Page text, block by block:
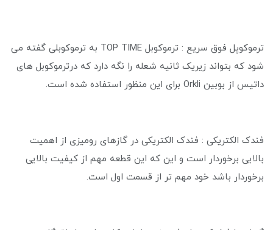
ترموکوپل فوق سریع : ترموکوبل TOP TIME به ترموکوبلی گفته می
شود که بتواند زیریک ثانیه شعله را نگه دارد که درترموکوبل های
داتیس از بوبین Orkli برای این منظور استفاده شده است.
فندک الکتریکی : فندک الکتریکی در گازهای رومیزی از اهمیت
بالایی برخوردار است و این که این قطعه مهم از کیفیت بالایی
برخوردار باشد خود مهم تر از قسمت اول است.